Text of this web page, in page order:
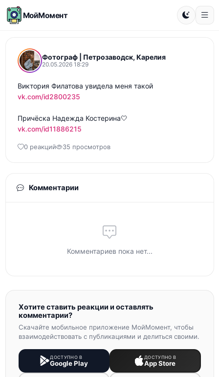
МойМомент
Фотограф | Петрозаводск, Карелия
20.05.2026 18:29
Виктория Филатова увидела меня такой
vk.com/id2800235
vk.com/id11886215
0 реакций 35 просмотров
Комментарии
Комментариев пока нет...
Хотите ставить реакции и оставлять
комментарии?
Скачайте мобильное приложение МойМомент, чтобы
взаимодействовать с публикациями и делиться своими.
ДОСТУПНО В
Google Play
ДОСТУПНО В
App Store